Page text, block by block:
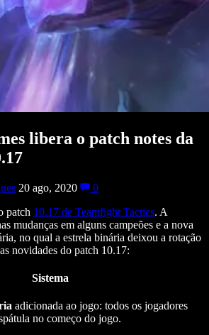
libera o patch notes da
20 ago, 2020
0
patch 10.17 de Teamfight Tactics. A
mudanças em alguns campeões e a nova
no qual a estrela binária deixou a rotação
novidades do patch 10.17:
Sistema
adicionada ao jogo: todos os jogadores
no começo do jogo.